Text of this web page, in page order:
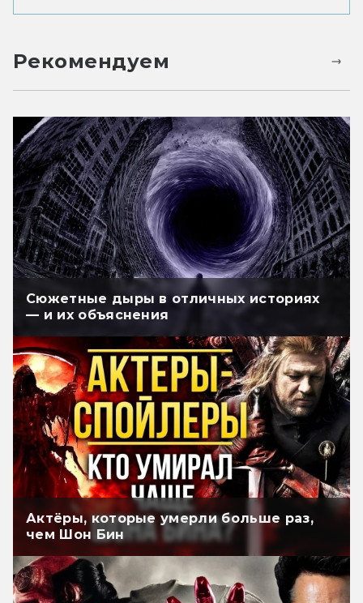
Рекомендуем
Сюжетные дыры в отличных историях
— и их объяснения
Актёры, которые умерли больше раз,
чем Шон Бин